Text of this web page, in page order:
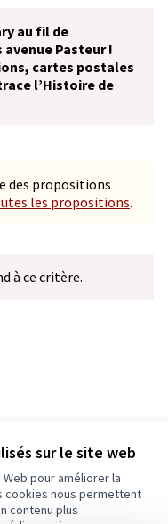
sur le site web
pour améliorer la
cookies nous permettent
contenu plus
au fil de
avenue Pasteur !
cartes postales
l’Histoire de
des propositions
les propositions.
à ce critère.